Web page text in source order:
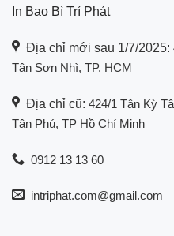
In Bao Bì Trí Phát
Địa chỉ mới sau 1/7/2025:
Tân Sơn Nhì, TP. HCM
Địa chỉ cũ: 424/1 Tân Kỳ
Tân Phú, TP Hồ Chí Minh
0912 13 13 60
intriphat.com@gmail.com